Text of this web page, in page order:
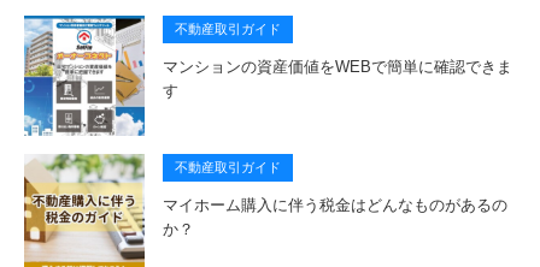
不動産取引ガイド
マンションの資産価値をWEBで簡単に確認できま
す
不動産取引ガイド
マイホーム購入に伴う税金はどんなものがあるの
か？